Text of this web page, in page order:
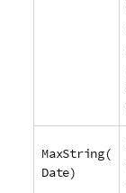
MaxString(
Date)